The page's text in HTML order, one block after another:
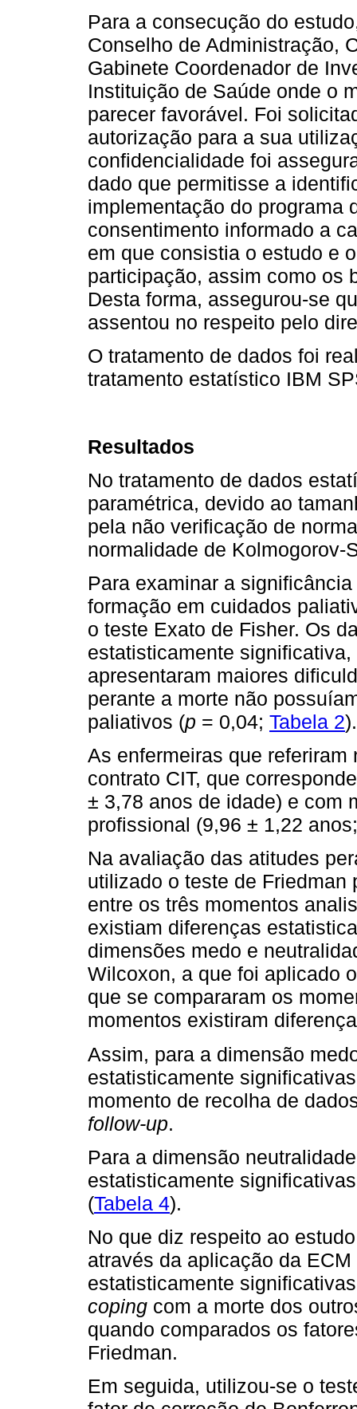
Para a consecução do
Conselho de Administração,
Gabinete Coordenador de
Instituição de Saúde onde o
parecer favorável. Foi
autorização para a sua
confidencialidade foi
dado que permitisse a
implementação do programa
consentimento informado a
em que consistia o estudo e
participação, assim como os
Desta forma, assegurou-se
assentou no respeito pelo
O tratamento de dados foi
tratamento estatístico IBM
Resultados
No tratamento de dados
paramétrica, devido ao
pela não verificação de
normalidade de Kolmogorov-
Para examinar a
formação em cuidados
o teste Exato de Fisher. Os
estatisticamente
apresentaram maiores
perante a morte não
paliativos (p = 0,04; Tabela 2).
As enfermeiras que
contrato CIT, que
± 3,78 anos de idade) e com
profissional (9,96 ± 1,22
Na avaliação das atitudes
utilizado o teste de
entre os três momentos
existiam diferenças
dimensões medo e
Wilcoxon, a que foi aplicado
que se compararam os
momentos existiram
Assim, para a dimensão
estatisticamente
momento de recolha de
follow-up.
Para a dimensão
estatisticamente
(Tabela 4).
No que diz respeito ao
através da aplicação da ECM
estatisticamente
coping com a morte dos
quando comparados os
Friedman.
Em seguida, utilizou-se o